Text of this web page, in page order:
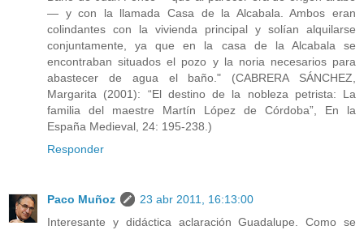
— y con la llamada Casa de la Alcabala. Ambos eran
colindantes con la vivienda principal y solían alquilarse
conjuntamente, ya que en la casa de la Alcabala se
encontraban situados el pozo y la noria necesarios para
abastecer de agua el baño." (CABRERA SÁNCHEZ,
Margarita (2001): “El destino de la nobleza petrista: La
familia del maestre Martín López de Córdoba”, En la
España Medieval, 24: 195-238.)
Responder
Paco Muñoz
23 abr 2011, 16:13:00
Interesante y didáctica aclaración Guadalupe. Como se